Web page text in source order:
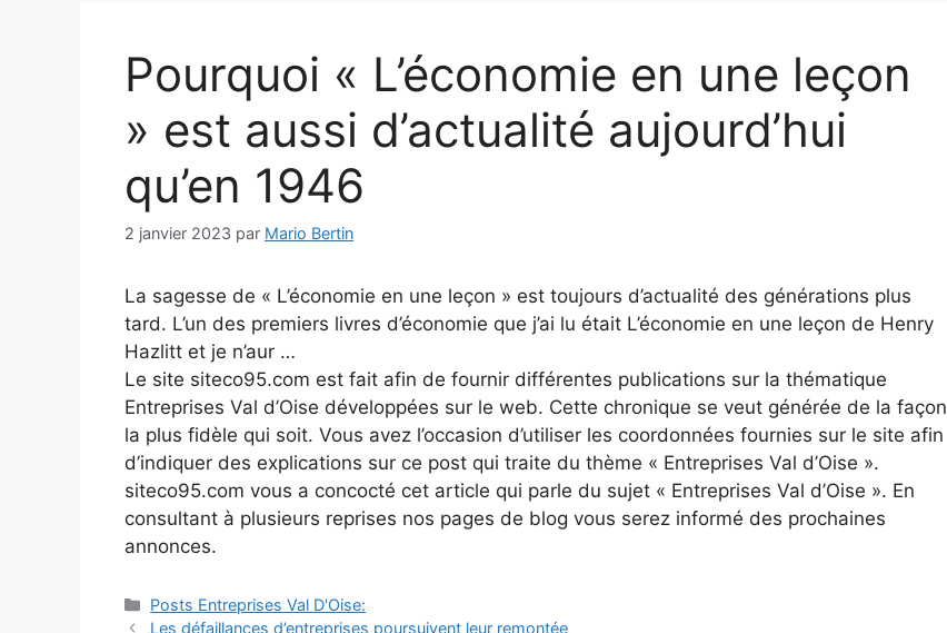
Pourquoi « L’économie en une leçon
» est aussi d’actualité aujourd’hui
qu’en 1946
2 janvier 2023 par Mario Bertin
La sagesse de « L’économie en une leçon » est toujours d’actualité des générations plus
tard. L’un des premiers livres d’économie que j’ai lu était L’économie en une leçon de Henry
Hazlitt et je n’aur …
Le site siteco95.com est fait afin de fournir différentes publications sur la thématique
Entreprises Val d’Oise développées sur le web. Cette chronique se veut générée de la façon
la plus fidèle qui soit. Vous avez l’occasion d’utiliser les coordonnées fournies sur le site afin
d’indiquer des explications sur ce post qui traite du thème « Entreprises Val d’Oise ».
siteco95.com vous a concocté cet article qui parle du sujet « Entreprises Val d’Oise ». En
consultant à plusieurs reprises nos pages de blog vous serez informé des prochaines
annonces.
Catégories
Posts Entreprises Val D'Oise:
Navigation
Les défaillances d’entreprises poursuivent leur remontée